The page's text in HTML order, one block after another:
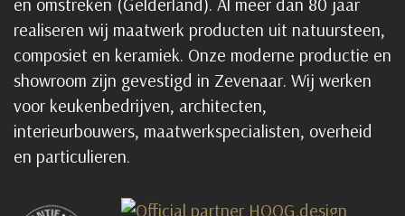
realiseren wij maatwerk producten uit natuursteen,
composiet en keramiek. Onze moderne productie en
showroom zijn gevestigd in Zevenaar. Wij werken
voor keukenbedrijven, architecten,
interieurbouwers, maatwerkspecialisten, overheid
en particulieren.